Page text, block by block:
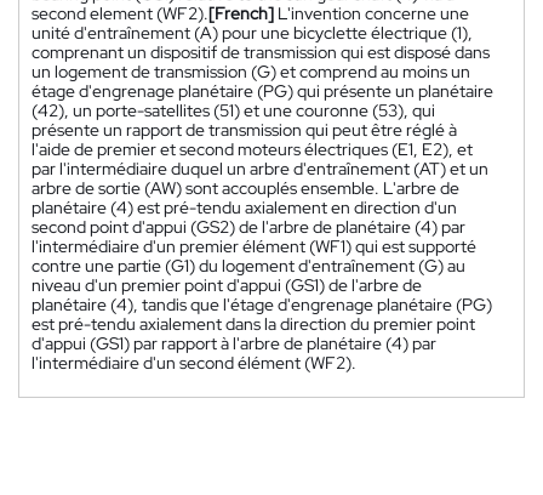
second element (WF2).[French] L'invention concerne une
unité d'entraînement (A) pour une bicyclette électrique (1),
comprenant un dispositif de transmission qui est disposé dans
un logement de transmission (G) et comprend au moins un
étage d'engrenage planétaire (PG) qui présente un planétaire
(42), un porte-satellites (51) et une couronne (53), qui
présente un rapport de transmission qui peut être réglé à
l'aide de premier et second moteurs électriques (E1, E2), et
par l'intermédiaire duquel un arbre d'entraînement (AT) et un
arbre de sortie (AW) sont accouplés ensemble. L'arbre de
planétaire (4) est pré-tendu axialement en direction d'un
second point d'appui (GS2) de l'arbre de planétaire (4) par
l'intermédiaire d'un premier élément (WF1) qui est supporté
contre une partie (G1) du logement d'entraînement (G) au
niveau d'un premier point d'appui (GS1) de l'arbre de
planétaire (4), tandis que l'étage d'engrenage planétaire (PG)
est pré-tendu axialement dans la direction du premier point
d'appui (GS1) par rapport à l'arbre de planétaire (4) par
l'intermédiaire d'un second élément (WF2).